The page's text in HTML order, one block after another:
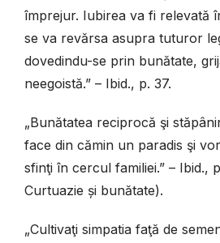
împrejur. Iubirea va fi relevată
se va revărsa asupra tuturor
dovedindu-se prin bunătate,
neegoistă.” – Ibid., p. 37.
„Bunătatea reciprocă şi
face din cămin un paradis şi
sfinţi în cercul familiei.” – Ibid.,
Curtuazie și bunătate).
„Cultivaţi simpatia faţă de